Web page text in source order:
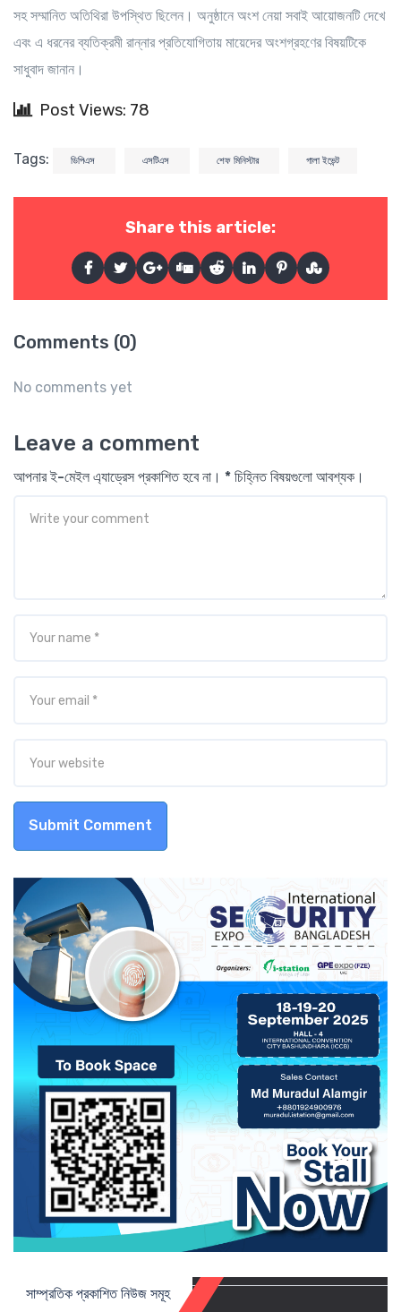
সহ সম্মানিত অতিথিরা উপস্থিত ছিলেন। অনুষ্ঠানে অংশ নেয়া সবাই আয়োজনটি দেখে
এবং এ ধরনের ব্যতিক্রমী রান্নার প্রতিযোগিতায় মায়েদের অংশগ্রহণের বিষয়টিকে
সাধুবাদ জানান।
Post Views: 78
Tags: ডিপিএস এসটিএস শেফ মিনিস্টার গালা ইভেন্ট
Share this article:
Comments (0)
No comments yet
Leave a comment
আপনার ই-মেইল এ্যাড্রেস প্রকাশিত হবে না। * চিহ্নিত বিষয়গুলো আবশ্যক।
Submit Comment
সাম্প্রতিক প্রকাশিত নিউজ সমূহ